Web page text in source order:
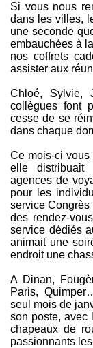
Si vous nous
dans les villes,
une seconde
embauchées à
nos coffrets
assister aux
Chloé, Sylvie,
collègues font
cesse de se
dans chaque
Ce mois-ci vous
elle distribuait
agences de
pour les
service
des rendez-
service dédiés
animait une
endroit une
A Dinan,
Paris,
seul mois de
son poste, avec
chapeaux de
passionnants